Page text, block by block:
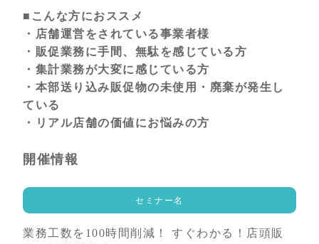
■こんな方におススメ
・店舗運営をされている事業者様
・販促業務に手間、無駄を感じている方
・集計業務が大変に感じている方
・本部送り込み販促物の未使用・廃棄が発生し
ている
・リアル店舗の価値にお悩みの方
開催情報
セミナー名
業務工数を100時間削減！ すぐわかる！店頭販